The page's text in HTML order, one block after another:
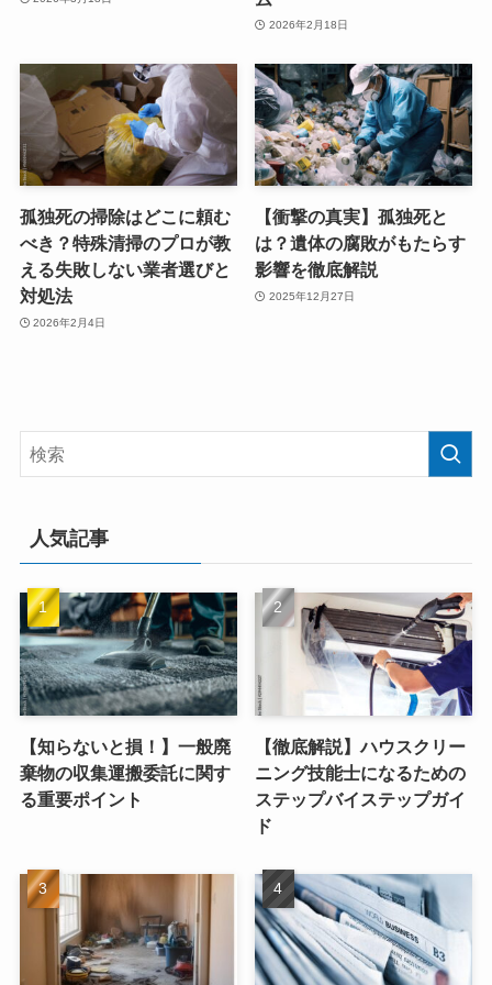
2026年2月18日
孤独死の掃除はどこに頼む
べき？特殊清掃のプロが教
える失敗しない業者選びと
対処法
2026年2月4日
【衝撃の真実】孤独死と
は？遺体の腐敗がもたらす
影響を徹底解説
2025年12月27日
人気記事
【知らないと損！】一般廃
棄物の収集運搬委託に関す
る重要ポイント
【徹底解説】ハウスクリー
ニング技能士になるための
ステップバイステップガイ
ド